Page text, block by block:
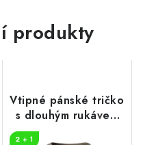
produkty
Vtipné pánské tričko
s dlouhým rukávem
2 + 1